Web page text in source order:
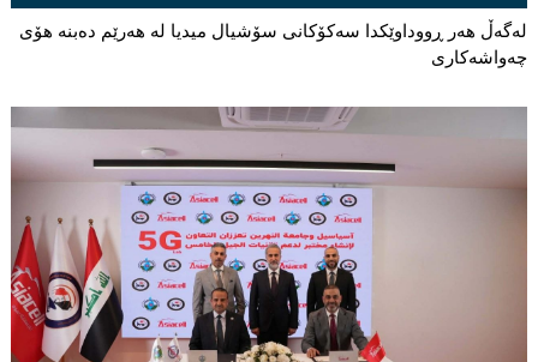
لەگەڵ هەر ڕووداوێكدا سەكۆكانی سۆشیال میدیا لە هەرێم دەبنە هۆی
چەواشەكاری